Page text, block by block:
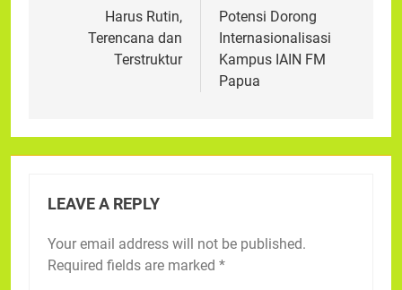
Harus Rutin,
Terencana dan
Terstruktur
Potensi Dorong
Internasionalisasi
Kampus IAIN FM
Papua
LEAVE A REPLY
Your email address will not be published.
Required fields are marked *